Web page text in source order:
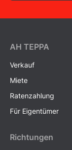
AH ТEPPA
Verkauf
Miete
Ratenzahlung
Für Eigentümer
Richtungen